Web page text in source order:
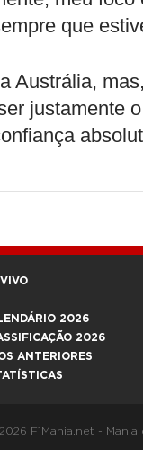
que
Austrália,
justamente
2026
2026
ANTERIORES
F1Mania.net -